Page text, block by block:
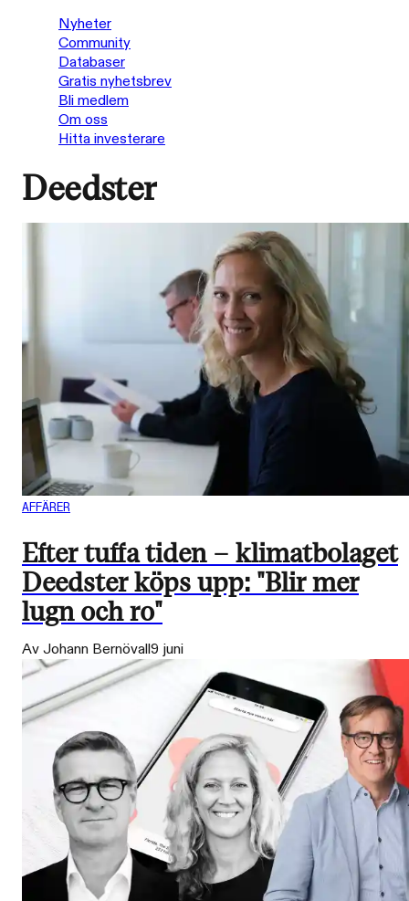
Nyheter
Community
Databaser
Gratis nyhetsbrev
Bli medlem
Om oss
Hitta investerare
Deedster
AFFÄRER
Efter tuffa tiden – klimatbolaget
Deedster köps upp: "Blir mer
lugn och ro"
Av Johann Bernövall9 juni